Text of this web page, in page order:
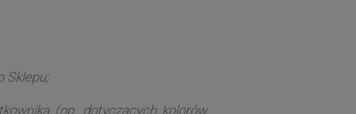
Sklepu;
(np. dotyczących kolorów,